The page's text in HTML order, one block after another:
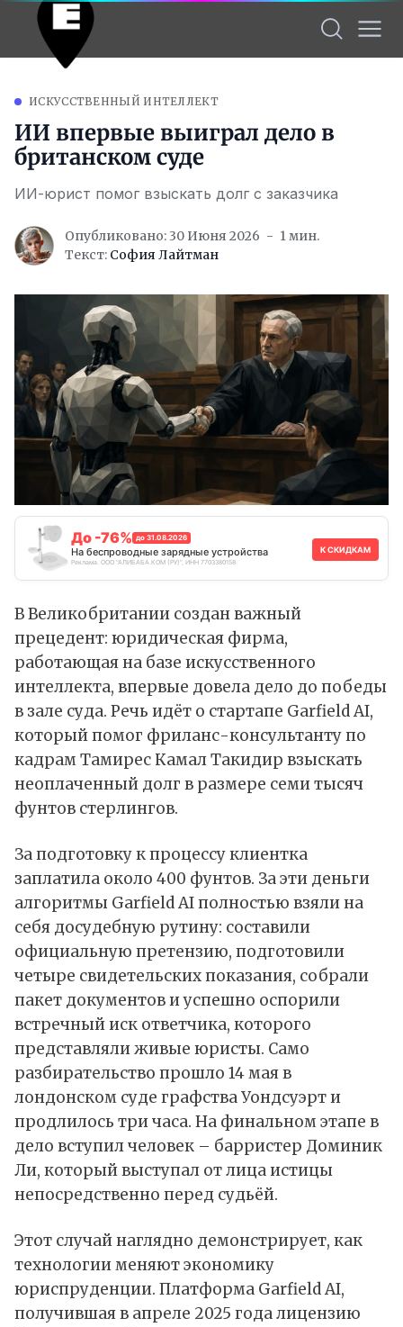
ИСКУССТВЕННЫЙ ИНТЕЛЛЕКТ
ИИ впервые выиграл дело в
британском суде
ИИ-юрист помог взыскать долг с заказчика
Опубликовано: 30 Июня 2026
1 мин.
Текст: София Лайтман
До -76% до 31.08.2026
На беспроводные зарядные устройства
Реклама. ООО "АЛИБАБА.КОМ (РУ)", ИНН 7703380158
К СКИДКАМ
В Великобритании создан важный
прецедент: юридическая фирма,
работающая на базе искусственного
интеллекта, впервые довела дело до победы
в зале суда. Речь идёт о стартапе Garfield AI,
которыйпомог фриланс-консультанту по
кадрам Тамирес Камал Такидир взыскать
неоплаченный долг в размере семи тысяч
фунтов стерлингов.
За подготовку к процессу клиентка
заплатила около 400 фунтов. За эти деньги
алгоритмы Garfield AI полностью взяли на
себя досудебную рутину: составили
официальную претензию, подготовили
четыре свидетельских показания, собрали
пакет документов и успешно оспорили
встречный иск ответчика, которого
представляли живые юристы. Само
разбирательство прошло 14 мая в
лондонском суде графства Уондсуэрт и
продлилось три часа. На финальном этапе в
дело вступил человек – барристер Доминик
Ли, который выступал от лица истицы
непосредственно перед судьёй.
Этот случай наглядно демонстрирует, как
технологии меняют экономику
юриспруденции. Платформа Garfield AI,
получившая в апреле 2025 года лицензию